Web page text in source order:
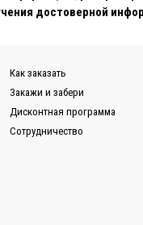
достоверной
Как заказать
Закажи и забери
Дисконтная программа
Сотрудничество